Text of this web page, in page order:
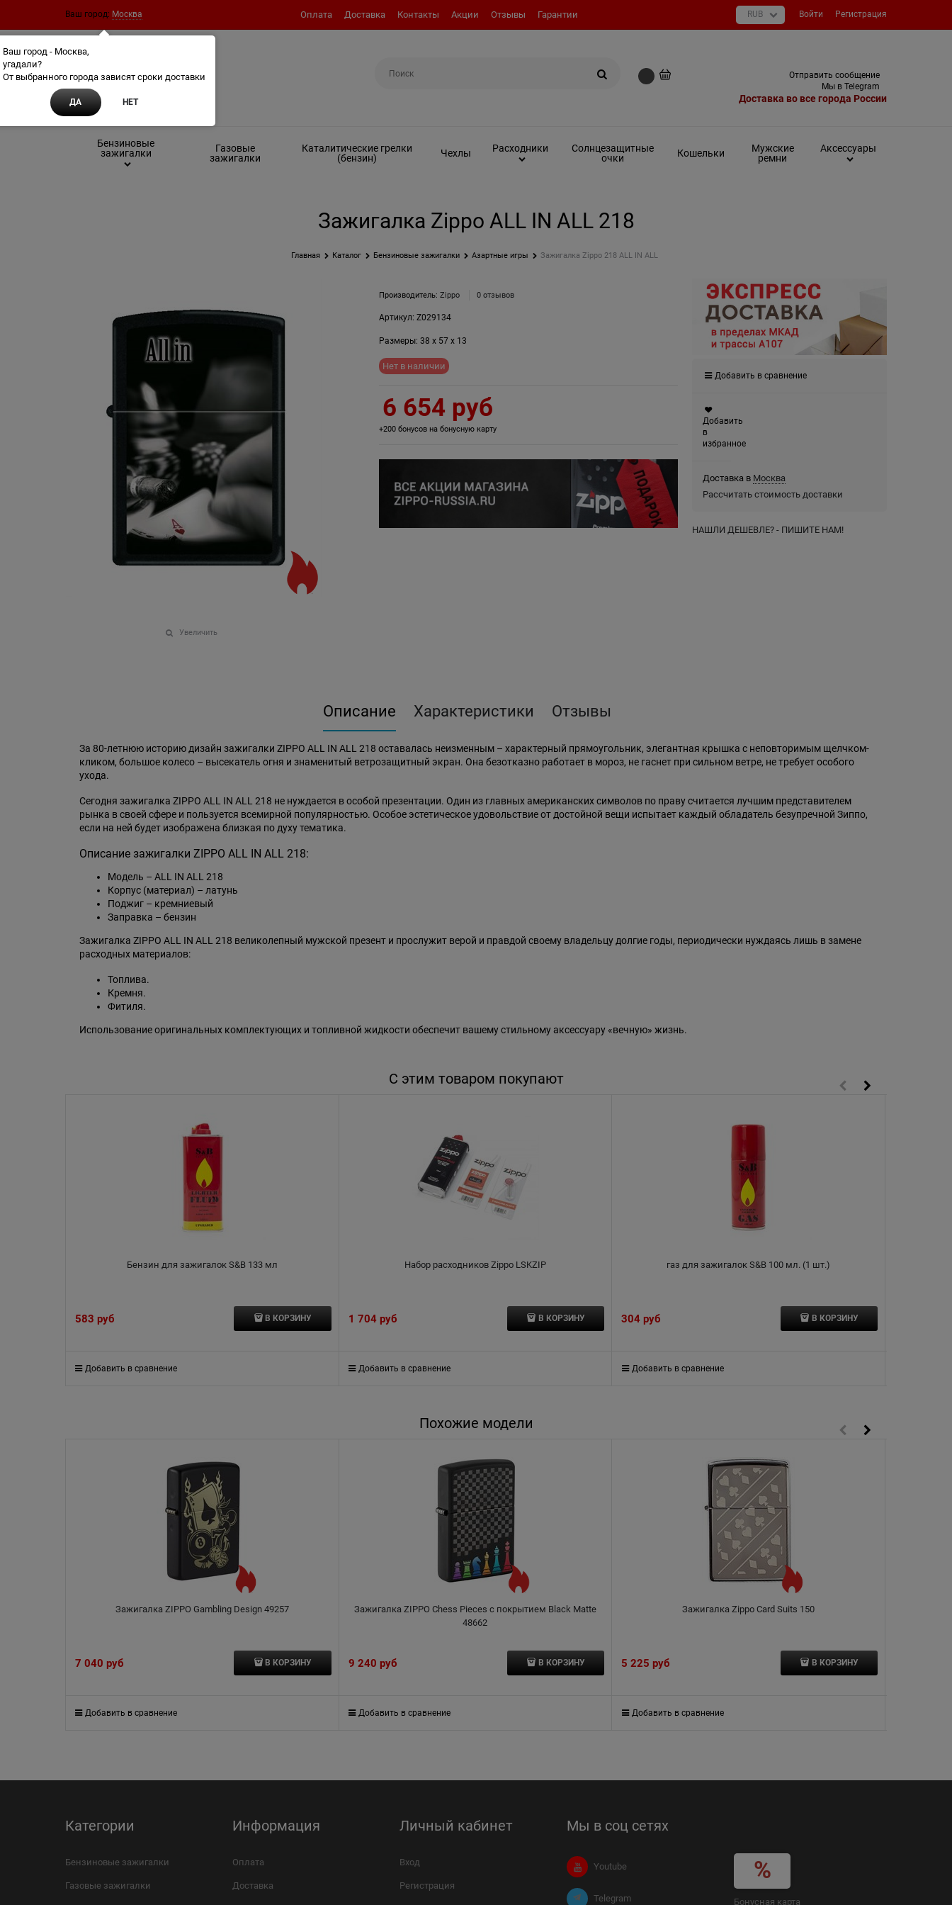
Ваш город: Москва Оплата Доставка Контакты Акции Отзывы Гарантии Войти Регистрация
Отправить сообщение
Мы в Telegram
Доставка во все города России
Бензиновые
зажигалки
Газовые
зажигалки
Каталитические грелки
(бензин)
Чехлы Расходники
Солнцезащитные
очки
Кошельки
Мужские
ремни
Аксессуары
Зажигалка Zippo ALL IN ALL 218
Главная Каталог Бензиновые зажигалки Азартные игры Зажигалка Zippo 218 ALL IN ALL
Увеличить
Производитель: Zippo 0 отзывов
Артикул: Z029134
Размеры: 38 x 57x 13
Нет в наличии
6 654 руб
+200 бонусов на бонусную карту
Добавить в сравнение
Добавить
в
избранное
Доставка в Москва
Рассчитать стоимость доставки
НАШЛИ ДЕШЕВЛЕ? - ПИШИТЕ НАМ!
Описание Характеристики Отзывы
За 80-летнюю историю дизайн зажигалки ZIPPO ALL IN ALL 218 оставалась неизменным – характерный прямоугольник, элегантная крышка с неповторимым щелчком-
кликом, большое колесо – высекатель огня и знаменитый ветрозащитный экран. Она безотказно работает в мороз, не гаснет при сильном ветре, не требует особого
ухода.
Сегодня зажигалка ZIPPO ALL IN ALL 218 не нуждается в особой презентации. Один из главных американских символов по праву считается лучшим представителем
рынка в своей сфере и пользуется всемирной популярностью. Особое эстетическое удовольствие от достойной вещи испытает каждый обладатель безупречной Зиппо,
если на ней будет изображена близкая по духу тематика.
Описание зажигалки ZIPPO ALL IN ALL 218:
Модель – ALL IN ALL 218
Корпус (материал) – латунь
Поджиг – кремниевый
Заправка – бензин
Зажигалка ZIPPO ALL IN ALL 218 великолепный мужской презент и прослужит верой и правдой своему владельцу долгие годы, периодически нуждаясь лишь в замене
расходных материалов:
Топлива.
Кремня.
Фитиля.
Использование оригинальных комплектующих и топливной жидкости обеспечит вашему стильному аксессуару «вечную» жизнь.
С этим товаром покупают
Бензин для зажигалок S&B 133 мл
583 руб В КОРЗИНУ
Добавить в сравнение
Набор расходников Zippo LSKZIP
1 704 руб В КОРЗИНУ
Добавить в сравнение
газ для зажигалок S&B 100 мл. (1 шт.)
304 руб В КОРЗИНУ
Добавить в сравнение
Похожие модели
Зажигалка ZIPPO Gambling Design 49257
7 040 руб В КОРЗИНУ
Добавить в сравнение
Зажигалка ZIPPO Chess Pieces с покрытием Black Matte
48662
9 240 руб В КОРЗИНУ
Добавить в сравнение
Зажигалка Zippo Card Suits 150
5 225 руб В КОРЗИНУ
Добавить в сравнение
Категории
Бензиновые зажигалки
Газовые зажигалки
Информация
Оплата
Доставка
Личный кабинет
Вход
Регистрация
Мы в соц сетях
Youtube
Telegram Бонусная карта
Ваш город - Москва,
угадали?
От выбранного города зависят сроки доставки
ДА НЕТ